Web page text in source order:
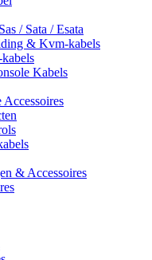
/ Sata / Esata
& Kvm-kabels
Kabels
& Accessoires